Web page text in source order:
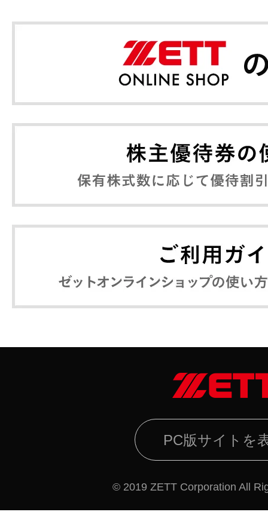
PC版サイトを
© 2019 ZETT Corporation All